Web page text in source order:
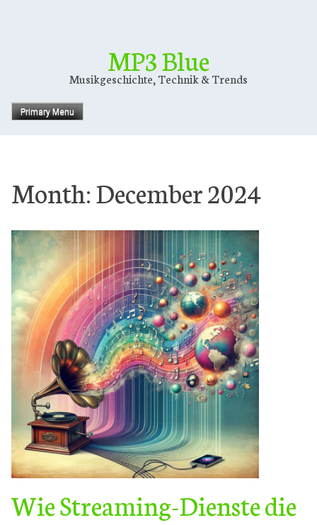
MP3 Blue
Musikgeschichte, Technik & Trends
Primary Menu
Month:December 2024
Wie Streaming-Dienste die